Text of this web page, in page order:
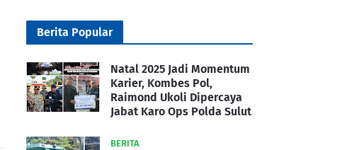
Berita Popular
Natal 2025 Jadi Momentum
Karier, Kombes Pol,
Raimond Ukoli Dipercaya
Jabat Karo Ops Polda Sulut
BERITA